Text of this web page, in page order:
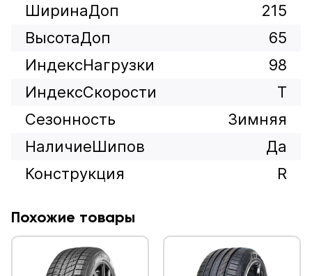
ШиринаДоп
215
ВысотаДоп
65
ИндексНагрузки
98
ИндексСкорости
T
Сезонность
Зимняя
НаличиеШипов
Да
Конструкция
R
Похожие товары